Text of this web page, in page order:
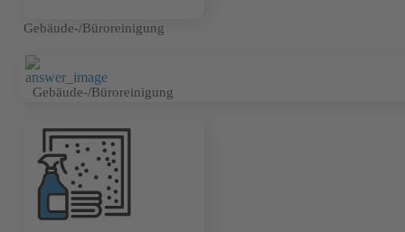
Gebäude-/Büroreinigung
Gebäude-/Büroreinigung